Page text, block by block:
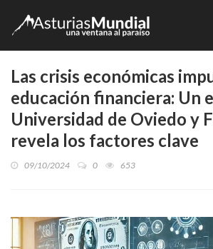
Las crisis económicas
educación financiera: Un
Universidad de Oviedo y
revela los factores clave
09/10/2024 0 653